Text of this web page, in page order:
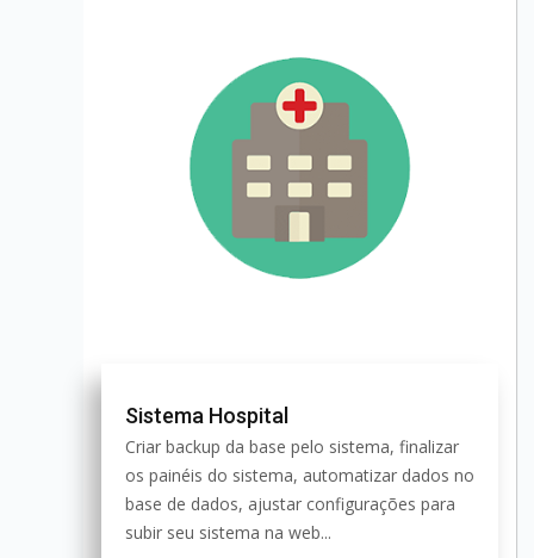
Sistema Hospital
Criar backup da base pelo sistema, finalizar
os painéis do sistema, automatizar dados no
base de dados, ajustar configurações para
subir seu sistema na web...